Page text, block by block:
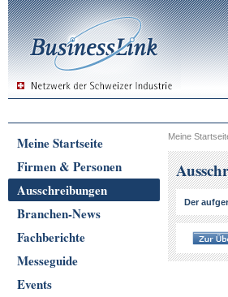
Meine Startseite
Firmen & Personen
Ausschreibungen
Branchen-News
Fachberichte
Messeguide
Events
Meine
Der